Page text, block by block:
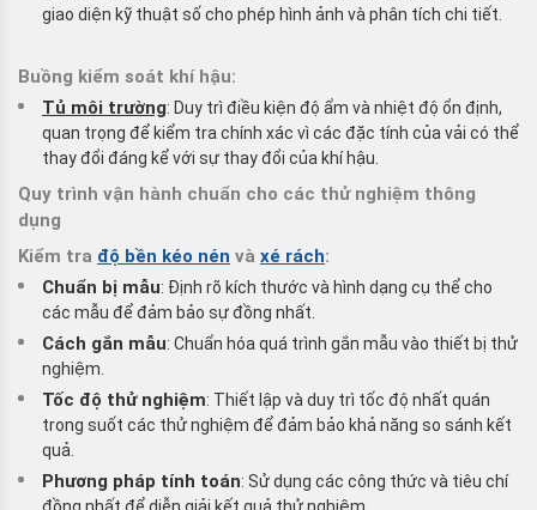
giao diện kỹ thuật số cho phép hình ảnh và phân tích chi tiết.
Buồng kiểm soát khí hậu:
Tủ môi trường: Duy trì điều kiện độ ẩm và nhiệt độ ổn định,
quan trọng để kiểm tra chính xác vì các đặc tính của vải có thể
thay đổi đáng kể với sự thay đổi của khí hậu.
Quy trình vận hành chuẩn cho các thử nghiệm thông
dụng
Kiểm tra độ bền kéo nén và xé rách:
Chuẩn bị mẫu: Định rõ kích thước và hình dạng cụ thể cho
các mẫu để đảm bảo sự đồng nhất.
Cách gắn mẫu: Chuẩn hóa quá trình gắn mẫu vào thiết bị thử
nghiệm.
Tốc độ thử nghiệm: Thiết lập và duy trì tốc độ nhất quán
trong suốt các thử nghiệm để đảm bảo khả năng so sánh kết
quả.
Phương pháp tính toán: Sử dụng các công thức và tiêu chí
đồng nhất để diễn giải kết quả thử nghiệm.